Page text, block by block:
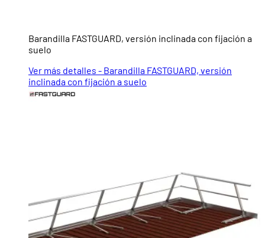
Barandilla FASTGUARD, versión inclinada con fijación a
suelo
Ver más detalles - Barandilla FASTGUARD, versión
inclinada con fijación a suelo